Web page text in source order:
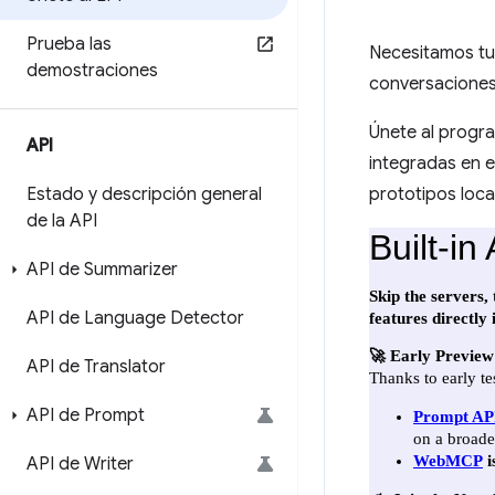
Prueba las
demostraciones
API
Estado y descripción general
de la API
API de Summarizer
API de Language Detector
API de Translator
API de Prompt
API de Writer
Necesitamos
Únete al
integradas en
prototipos